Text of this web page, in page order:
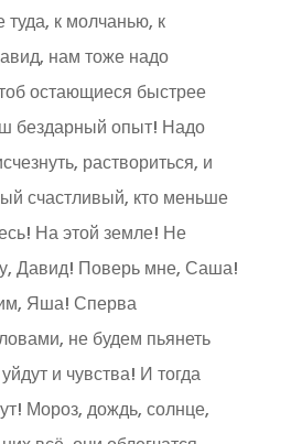
туда, к молчанью, к
нам тоже надо
остающиеся быстрее
бездарный опыт! Надо
раствориться, и
счастливый, кто меньше
На этой земле! Не
Давид! Поверь мне, Саша!
Яша! Сперва
не будем пьянеть
и чувства! И тогда
Мороз, дождь, солнце,